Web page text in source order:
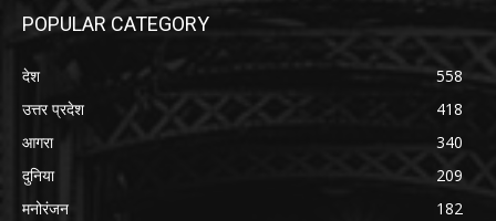
POPULAR CATEGORY
देश
558
उत्तर प्रदेश
418
आगरा
340
दुनिया
209
मनोरंजन
182